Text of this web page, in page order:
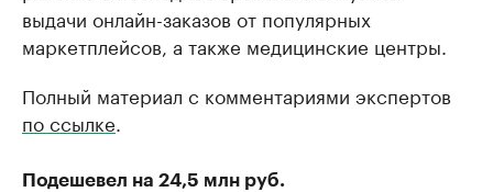
выдачи онлайн-заказов от популярных
маркетплейсов, а также медицинские центры.
Полный материал с комментариями экспертов
по ссылке.
Подешевел на 24,5 млн руб.